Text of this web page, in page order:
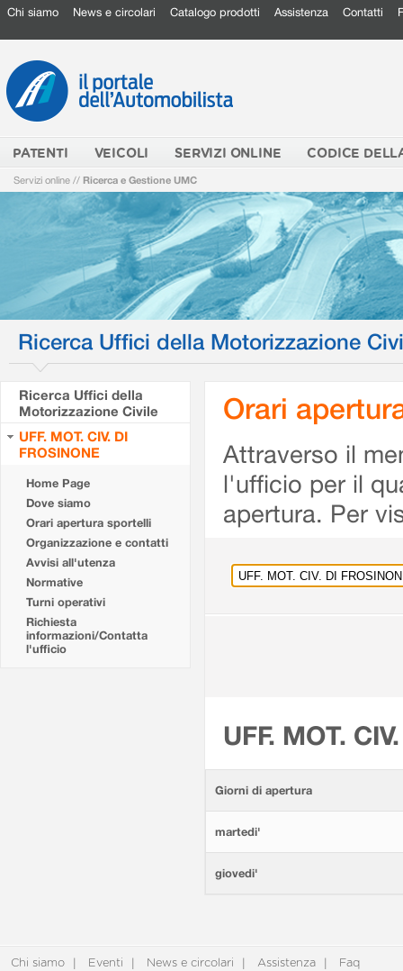
Chi siamo News e circolari Catalogo prodotti Assistenza Contatti
PATENTI VEICOLI SERVIZI ONLINE CODICE
Servizi online // Ricerca e Gestione UMC
Ricerca Uffici della Motorizzazione
Ricerca Uffici della
Motorizzazione Civile
UFF. MOT. CIV. DI
FROSINONE
Home Page
Dove siamo
Orari apertura sportelli
Organizzazione e contatti
Avvisi all'utenza
Normative
Turni operativi
Richiesta
informazioni/Contatta
l'ufficio
Orari
Attraverso il
l'ufficio per il
apertura. Per
UFF. MOT.
Giorni di apertura
martedi'
giovedi'
Chi siamo Eventi News e circolari Assistenza Faq